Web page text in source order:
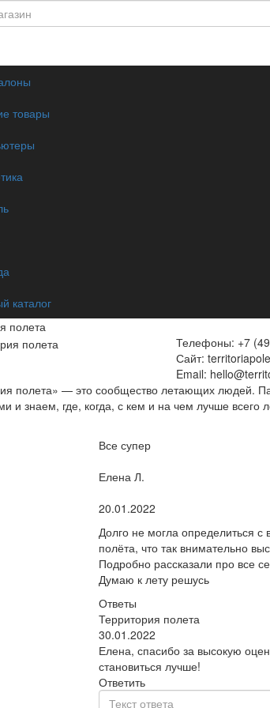
товары
каталог
полета
Телефоны: +7
Сайт:
Email:
полета» — это сообщество летающих людей.
и знаем, где, когда, с кем и на чем лучше
Все супер
Елена Л.
20.01.2022
Долго не могла определиться
полёта, что так внимательно
Подробно рассказали про все
Думаю к лету решусь
Ответы
Территория полета
30.01.2022
Елена, спасибо за высокую
становиться лучше!
Ответить